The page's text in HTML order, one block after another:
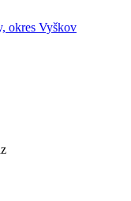
okres Vyškov